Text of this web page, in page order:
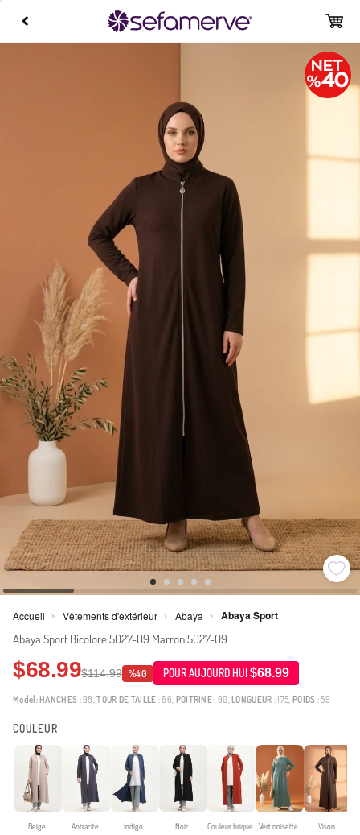
Accueil > Vêtements d'extérieur > Abaya > Abaya Sport
Abaya Sport Bicolore 5027-09 Marron 5027-09
$68.99$114.99 %40 POUR AUJOURD HUI $68.99
Model: HANCHES : 98,TOUR DE TAILLE : 66, POITRINE: 90, LONGUEUR : 175, POIDS : 59
COULEUR
Beige Antracite Indigo Noir Couleur brique Vert noisette Vison